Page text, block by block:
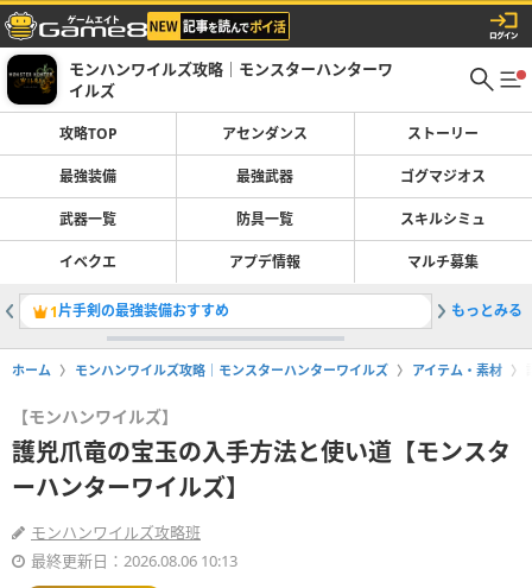
モンハンワイルズ攻略｜モンスターハンターワ
イルズ
攻略TOP アセンダンス ストーリー
最強装備 最強武器 ゴグマジオス
武器一覧 防具一覧 スキルシミュ
イベクエ アプデ情報 マルチ募集
1片手剣の最強装備おすすめ 2太刀の
もっとみる
ホーム モンハンワイルズ攻略｜モンスターハンターワイルズ アイテム・素材
【モンハンワイルズ】
護兇爪竜の宝玉の入手方法と使い道【モンスタ
ーハンターワイルズ】
モンハンワイルズ攻略班
最終更新日：2026.08.06 10:13